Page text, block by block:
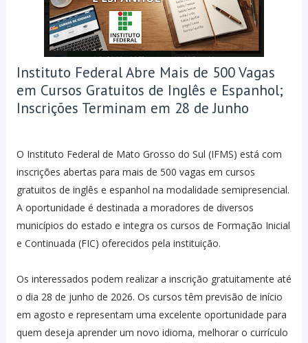
Instituto Federal Abre Mais de 500 Vagas
em Cursos Gratuitos de Inglês e Espanhol;
Inscrições Terminam em 28 de Junho
O Instituto Federal de Mato Grosso do Sul (IFMS) está com
inscrições abertas para mais de 500 vagas em cursos
gratuitos de inglês e espanhol na modalidade semipresencial.
A oportunidade é destinada a moradores de diversos
municípios do estado e integra os cursos de Formação Inicial
e Continuada (FIC) oferecidos pela instituição.
Os interessados podem realizar a inscrição gratuitamente até
o dia 28 de junho de 2026. Os cursos têm previsão de início
em agosto e representam uma excelente oportunidade para
quem deseja aprender um novo idioma, melhorar o currículo